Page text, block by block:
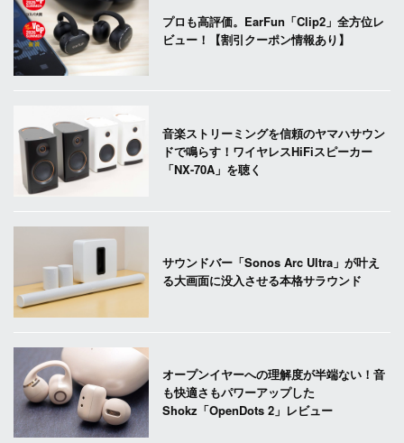
プロも高評価。EarFun「Clip2」全方位レ
ビュー！【割引クーポン情報あり】
音楽ストリーミングを信頼のヤマハサウン
ドで鳴らす！ワイヤレスHiFiスピーカー
「NX-70A」を聴く
サウンドバー「Sonos Arc Ultra」が叶え
る大画面に没入させる本格サラウンド
オープンイヤーへの理解度が半端ない！音
も快適さもパワーアップした
Shokz「OpenDots 2」レビュー